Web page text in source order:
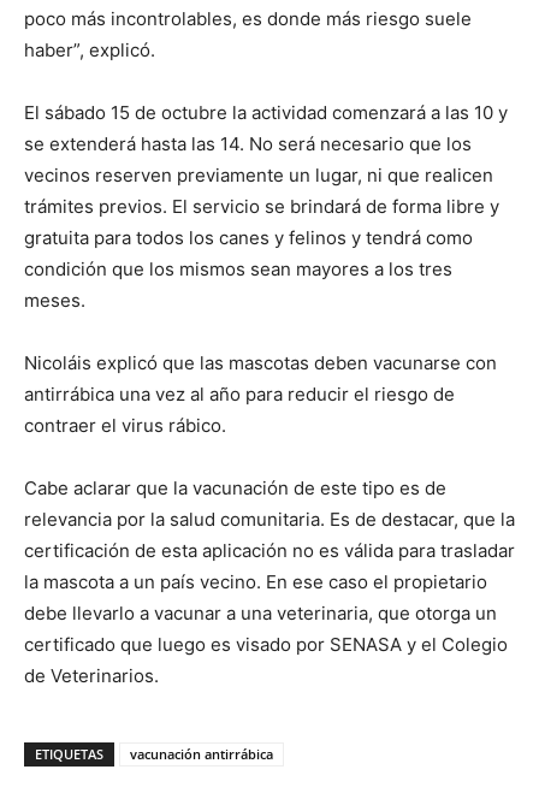
poco más incontrolables, es donde más riesgo suele
haber”, explicó.
El sábado 15 de octubre la actividad comenzará a las 10 y
se extenderá hasta las 14. No será necesario que los
vecinos reserven previamente un lugar, ni que realicen
trámites previos. El servicio se brindará de forma libre y
gratuita para todos los canes y felinos y tendrá como
condición que los mismos sean mayores a los tres
meses.
Nicoláis explicó que las mascotas deben vacunarse con
antirrábica una vez al año para reducir el riesgo de
contraer el virus rábico.
Cabe aclarar que la vacunación de este tipo es de
relevancia por la salud comunitaria. Es de destacar, que la
certificación de esta aplicación no es válida para trasladar
la mascota a un país vecino. En ese caso el propietario
debe llevarlo a vacunar a una veterinaria, que otorga un
certificado que luego es visado por SENASA y el Colegio
de Veterinarios.
ETIQUETAS vacunación antirrábica